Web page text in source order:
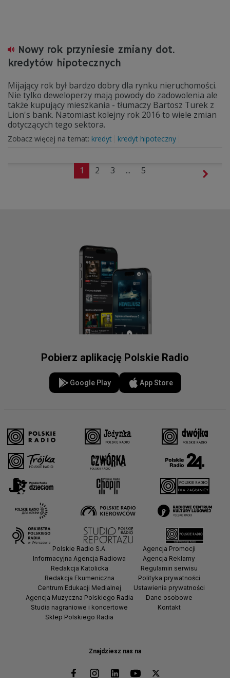
Nowy rok przyniesie zmiany dot.
kredytów hipotecznych
Mijający rok był bardzo dobry dla rynku nieruchomości.
Nie tylko deweloperzy mają powody do zadowolenia ale
także kupujący mieszkania - tłumaczy Bartosz Turek z
Lion's bank. Natomiast kolejny rok 2016 to wiele zmian
dotyczących tego sektora.
Zobacz więcej na temat: kredyt kredyt hipoteczny
1 2 3 ... 5
Pobierz aplikację Polskie Radio
Google Play App Store
Znajdziesz nas na
Polskie Radio S.A.
Informacyjna Agencja Radiowa
Redakcja Katolicka
Redakcja Ekumeniczna
Centrum Edukacji Medialnej
Agencja Muzyczna Polskiego Radia
Studia nagraniowe i koncertowe
Sklep Polskiego Radia
Agencja Promocji
Agencja Reklamy
Regulamin serwisu
Polityka prywatności
Ustawienia prywatności
Dane osobowe
Kontakt